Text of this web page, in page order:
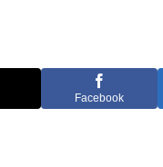
Facebook